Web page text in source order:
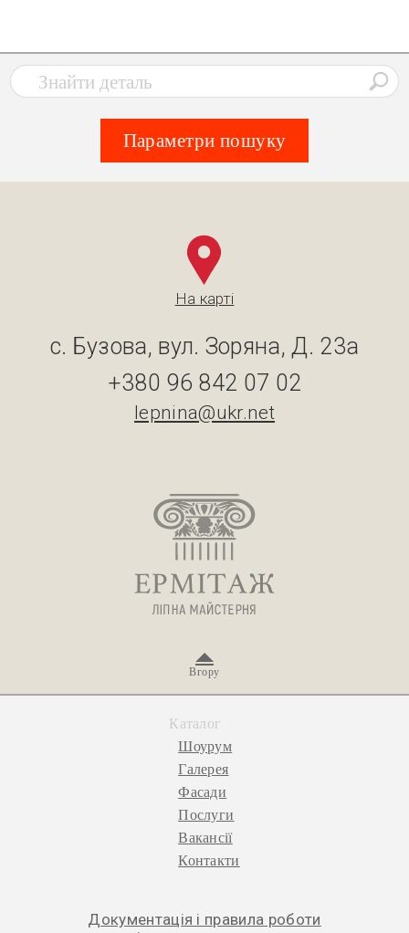
Параметри пошуку
На карті
с. Бузова, вул. Зоряна, Д. 23а
+380 96 842 07 02
lepnina@ukr.net
Вгору
Каталог
Шоурум
Галерея
Фасади
Послуги
Вакансії
Контакти
Документація і правила роботи